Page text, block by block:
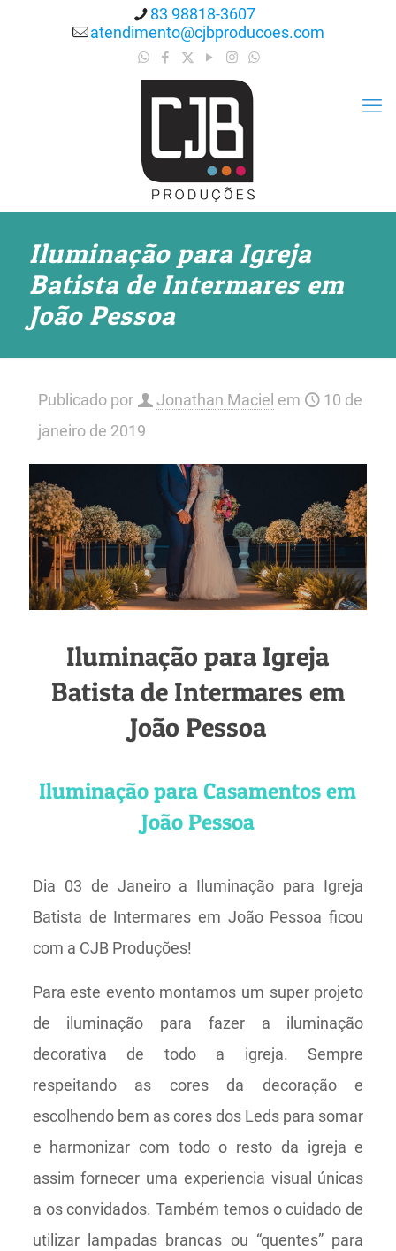
83 98818-3607
atendimento@cjbproducoes.com
Iluminação para Igreja
Batista de Intermares em
João Pessoa
Publicado por Jonathan Maciel em
10 de
janeiro de 2019
Iluminação para Igreja
Batista de Intermares em
João Pessoa
Iluminação para Casamentos em
João Pessoa
Dia 03 de Janeiro a Iluminação para Igreja
Batista de Intermares em João Pessoa ficou
com a CJB Produções!
Para este evento montamos um super projeto
de iluminação para fazer a iluminação
decorativa de todo a igreja. Sempre
respeitando as cores da decoração e
escolhendo bem as cores dos Leds para somar
e harmonizar com todo o resto da igreja e
assim fornecer uma experiencia visual únicas
a os convidados. Também temos o cuidado de
utilizar lampadas brancas ou “quentes” para